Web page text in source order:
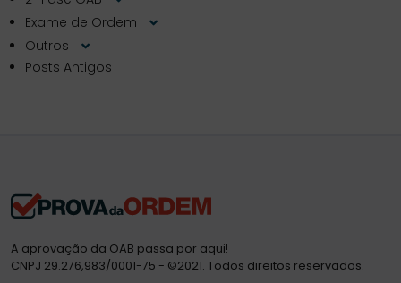
Exame de Ordem
Outros
Posts Antigos
A aprovação da OAB passa por aqui!
CNPJ 29.276,983/0001-75 - ©2021. Todos direitos reservados.